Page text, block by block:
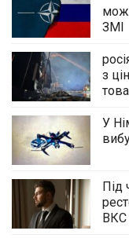
ЗМІ
з
У
Під
ВКС